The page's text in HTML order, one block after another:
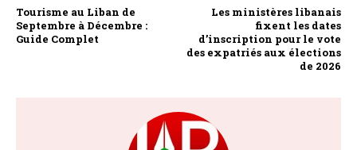
Tourisme au Liban de
Septembre à Décembre :
Guide Complet
Les ministères libanais
fixent les dates
d’inscription pour le vote
des expatriés aux élections
de 2026